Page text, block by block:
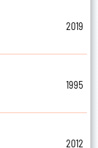
2019
1995
2012